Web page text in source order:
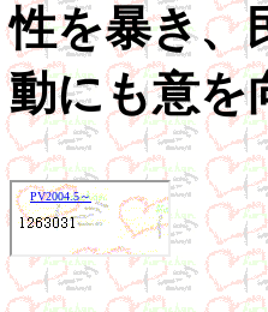
性を暴き、
動にも意を